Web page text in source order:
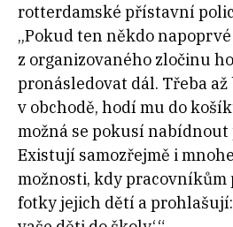
rotterdamské přístavní
„Pokud ten někdo
z organizovaného zločinu
pronásledovat dál. Třeba
v obchodě, hodí mu do
možná se pokusí
Existují samozřejmě i
možnosti, kdy
fotky jejich dětí a prohlašují: